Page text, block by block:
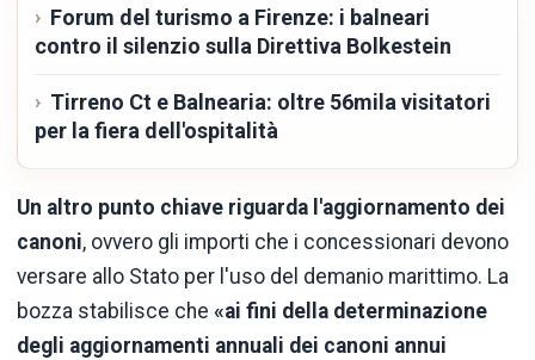
Forum del turismo a Firenze: i balneari
contro il silenzio sulla Direttiva Bolkestein
Tirreno Ct e Balnearia: oltre 56mila visitatori
per la fiera dell'ospitalità
Un altro punto chiave riguarda l'aggiornamento dei
canoni, ovvero gli importi che i concessionari devono
versare allo Stato per l'uso del demanio marittimo. La
bozza stabilisce che «ai fini della determinazione
degli aggiornamenti annuali dei canoni annui